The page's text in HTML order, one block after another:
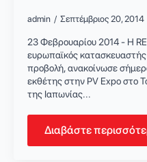
admin Σεπτέμβριος 20, 2014
23 Φεβρουαρίου 2014 - Η
ευρωπαϊκός
προβολή, ανακοίνωσε
εκθέτης στην PV Expo στο
της Ιαπωνίας...
Διαβάστε